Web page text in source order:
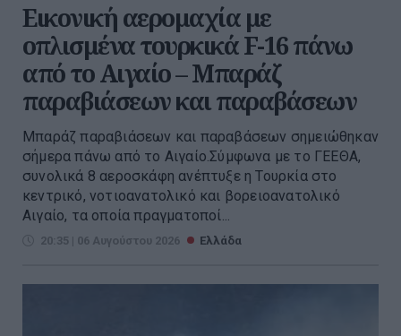
Εικονική αερομαχία με
οπλισμένα τουρκικά F-16 πάνω
από το Αιγαίο – Μπαράζ
παραβιάσεων και παραβάσεων
Μπαράζ παραβιάσεων και παραβάσεων σημειώθηκαν
σήμερα πάνω από το Αιγαίο.Σύμφωνα με το ΓΕΕΘΑ,
συνολικά 8 αεροσκάφη ανέπτυξε η Τουρκία στο
κεντρικό, νοτιοανατολικό και βορειοανατολικό
Αιγαίο, τα οποία πραγματοποί...
20:35 | 06 Αυγούστου 2026 Ελλάδα